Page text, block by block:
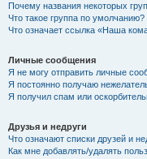
Почему названия некоторых
Что такое группа по умолчанию?
Что означает ссылка «Наша
Личные сообщения
Я не могу отправить личные
Я постоянно получаю
Я получил спам или
Друзья и недруги
Что означают списки друзей и
Как мне добавлять/удалять